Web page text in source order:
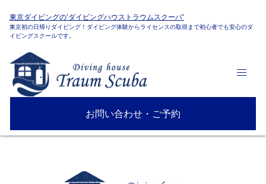
東京ダイビングの'ダイビングハウストラウムスクーバ'
東京初の日帰りダイビング！ダイビング体験からライセンスの取得まで初心者でも安心のダ
イビングスクールです。
お問い合わせ・ご予約